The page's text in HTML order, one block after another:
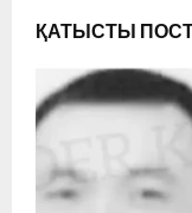
ҚАТЫСТЫ